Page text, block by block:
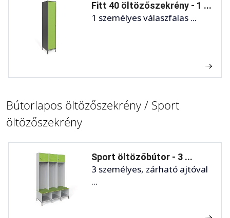
Fitt 40 öltözőszekrény - 1 ...
1 személyes válaszfalas ...
Bútorlapos öltözőszekrény / Sport
öltözőszekrény
Sport öltözőbútor - 3 ...
3 személyes, zárható ajtóval
...